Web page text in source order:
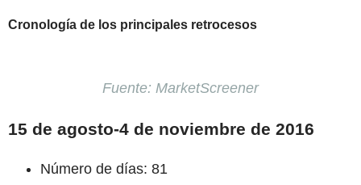
Cronología de los principales retrocesos
Fuente: MarketScreener
15 de agosto-4 de noviembre de 2016
Número de días: 81